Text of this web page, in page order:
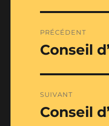
de
PRÉCÉDENT
Publication
Conseil
SUIVANT
Publication
Conseil